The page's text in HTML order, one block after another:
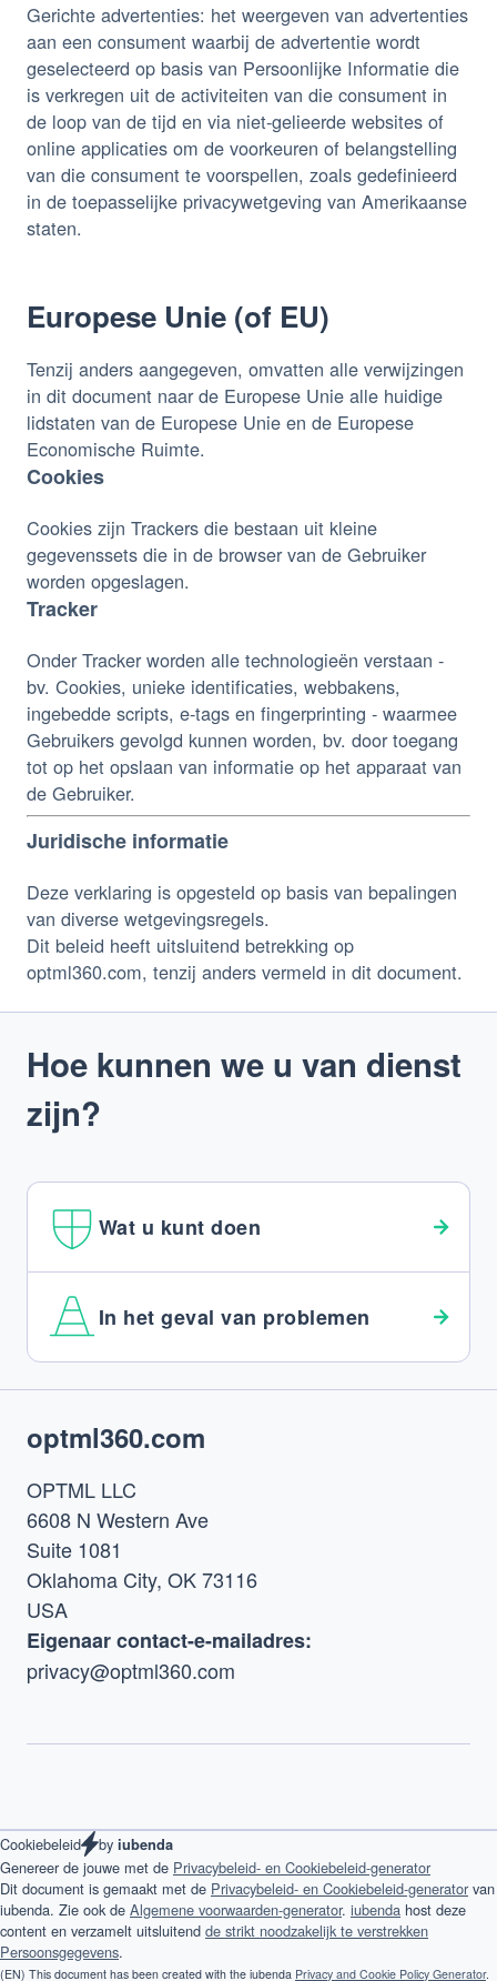
Gerichte advertenties: het weergeven van advertenties
aan een consument waarbij de advertentie wordt
geselecteerd op basis van Persoonlijke Informatie die
is verkregen uit de activiteiten van die consument in
de loop van de tijd en via niet-gelieerde websites of
online applicaties om de voorkeuren of belangstelling
van die consument te voorspellen, zoals gedefinieerd
in de toepasselijke privacywetgeving van Amerikaanse
staten.
Europese Unie (of EU)
Tenzij anders aangegeven, omvatten alle verwijzingen
in dit document naar de Europese Unie alle huidige
lidstaten van de Europese Unie en de Europese
Economische Ruimte.
Cookies
Cookies zijn Trackers die bestaan uit kleine
gegevenssets die in de browser van de Gebruiker
worden opgeslagen.
Tracker
Onder Tracker worden alle technologieën verstaan -
bv. Cookies, unieke identificaties, webbakens,
ingebedde scripts, e-tags en fingerprinting - waarmee
Gebruikers gevolgd kunnen worden, bv. door toegang
tot op het opslaan van informatie op het apparaat van
de Gebruiker.
Juridische informatie
Deze verklaring is opgesteld op basis van bepalingen
van diverse wetgevingsregels.
Dit beleid heeft uitsluitend betrekking op
optml360.com, tenzij anders vermeld in dit document.
Hoe kunnen we u van dienst
zijn?
Wat u kunt doen
In het geval van problemen
optml360.com
OPTML LLC
6608 N Western Ave
Suite 1081
Oklahoma City, OK 73116
USA
Eigenaar contact-e-mailadres:
privacy@optml360.com
Cookiebeleid by iubenda
Genereer de jouwe met de Privacybeleid- en Cookiebeleid-generator
Dit document is gemaakt met de Privacybeleid- en Cookiebeleid-generator van
iubenda. Zie ook de Algemene voorwaarden-generator. iubenda host deze
content en verzamelt uitsluitend de strikt noodzakelijk te verstrekken
Persoonsgegevens.
(EN) This document has been created with the iubenda Privacy and Cookie Policy Generator.